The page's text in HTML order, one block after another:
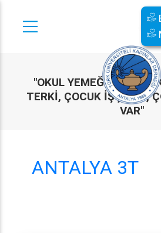
"OKUL YEMEĞI YOKSA
TERKI, ÇOCUK IŞÇILIĞI,
VAR"
ANTALYA 3T